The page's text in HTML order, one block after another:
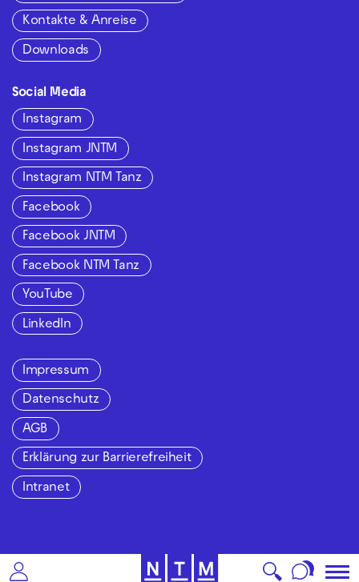
Kontakte & Anreise
Downloads
Social Media
Instagram
Instagram JNTM
Instagram NTM Tanz
Facebook
Facebook JNTM
Facebook NTM Tanz
YouTube
LinkedIn
Impressum
Datenschutz
AGB
Erklärung zur Barrierefreiheit
Intranet